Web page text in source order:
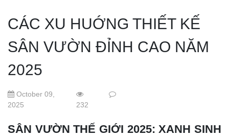
CÁC XU HUỚNG THIẾT KẾ
SÂN VƯỜN ĐỈNH CAO NĂM
2025
October 09,
2025
232
SÂN VƯỜN THẾ GIỚI 2025: XANH SINH